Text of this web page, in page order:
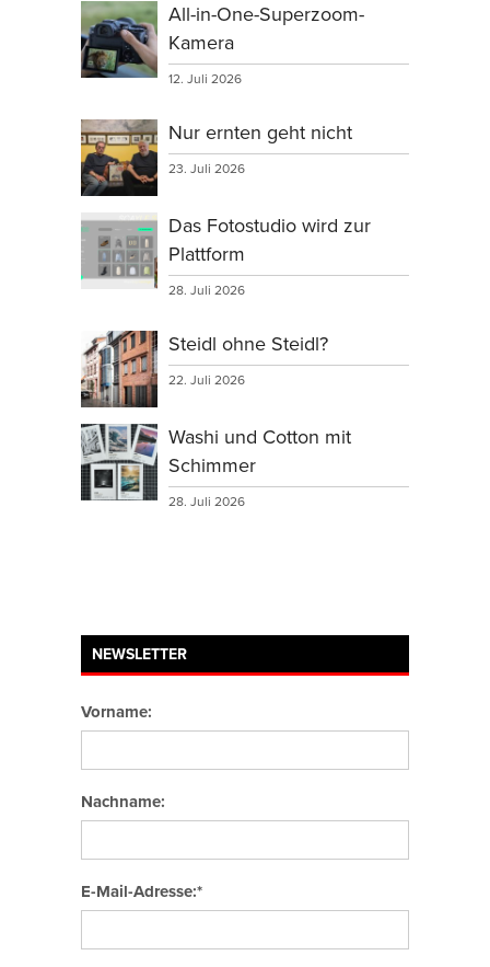
All-in-One-Superzoom-
Kamera
12. Juli 2026
Nur ernten geht nicht
23. Juli 2026
Das Fotostudio wird zur
Plattform
28. Juli 2026
Steidl ohne Steidl?
22. Juli 2026
Washi und Cotton mit
Schimmer
28. Juli 2026
NEWSLETTER
Vorname:
Nachname:
E-Mail-Adresse:*